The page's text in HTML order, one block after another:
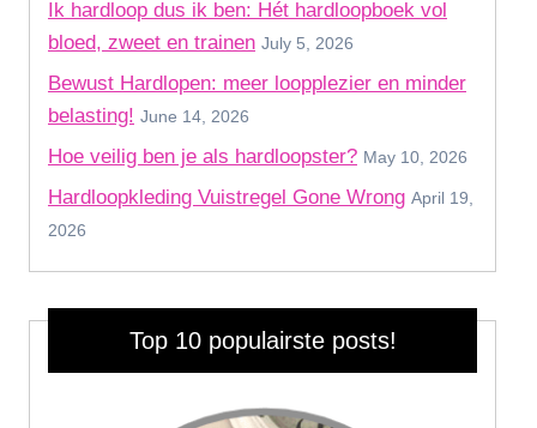
Ik hardloop dus ik ben: Hét hardloopboek vol
bloed, zweet en trainen July 5, 2026
Bewust Hardlopen: meer loopplezier en minder
belasting! June 14, 2026
Hoe veilig ben je als hardloopster? May 10, 2026
Hardloopkleding Vuistregel Gone Wrong April 19,
2026
Top 10 populairste posts!